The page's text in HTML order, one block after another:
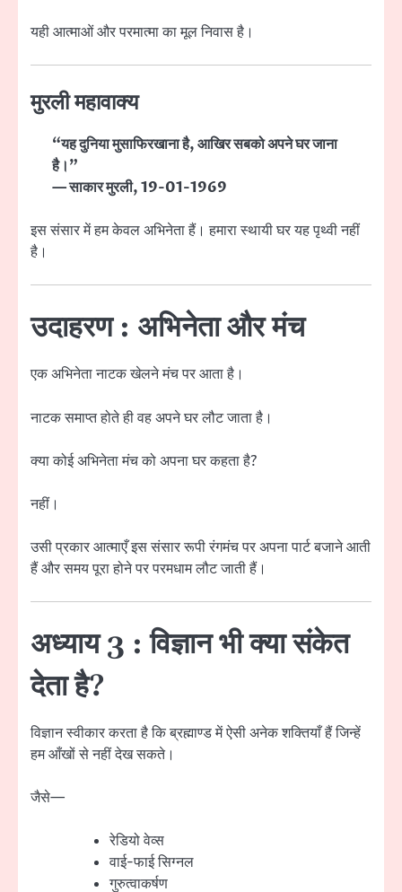
यही आत्माओं और परमात्मा का मूल निवास है।
मुरली महावाक्य
“यह दुनिया मुसाफिरखाना है, आखिर सबको अपने घर जाना
है।”
— साकार मुरली, 19-01-1969
इस संसार में हम केवल अभिनेता हैं। हमारा स्थायी घर यह पृथ्वी नहीं
है।
उदाहरण : अभिनेता और मंच
एक अभिनेता नाटक खेलने मंच पर आता है।
नाटक समाप्त होते ही वह अपने घर लौट जाता है।
क्या कोई अभिनेता मंच को अपना घर कहता है?
नहीं।
उसी प्रकार आत्माएँ इस संसार रूपी रंगमंच पर अपना पार्ट बजाने आती
हैं और समय पूरा होने पर परमधाम लौट जाती हैं।
अध्याय 3 : विज्ञान भी क्या संकेत
देता है?
विज्ञान स्वीकार करता है कि ब्रह्माण्ड में ऐसी अनेक शक्तियाँ हैं जिन्हें
हम आँखों से नहीं देख सकते।
जैसे—
रेडियो वेव्स
वाई-फाई सिग्नल
गुरुत्वाकर्षण